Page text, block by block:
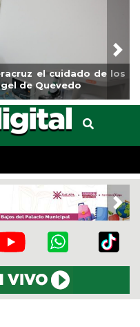
el cuidado de los
de Quevedo
La